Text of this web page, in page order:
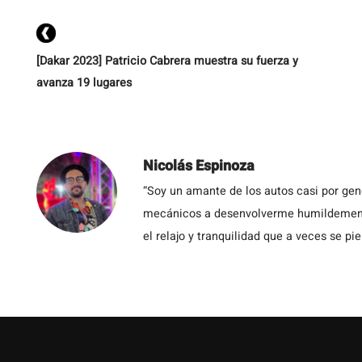
[Dakar 2023] Patricio Cabrera muestra su fuerza y
avanza 19 lugares
Nicolás Espinoza
“Soy un amante de los autos casi por
mecánicos a desenvolverme
el relajo y tranquilidad que a veces se